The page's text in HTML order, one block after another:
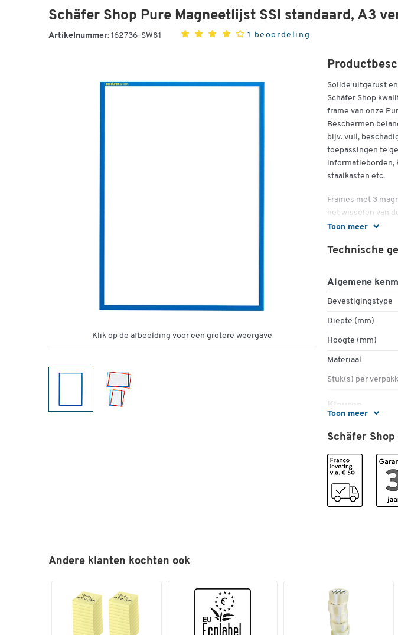
Schäfer Shop Pure Magneetlijst SSI standaard, A3
Artikelnummer: 162736-SW81 1 beoordeling
Klik op de afbeelding voor een grotere weergave
Toon meer
Solide uitgerust
Schäfer Shop
frame van onze
Beschermen
bijv. vuil,
toepassingen te
informatieborden,
staalkasten etc.
Frames met 3
het wisselen van
worden
Formaat:
Toon meer
Technische
Algemene
Bevestigingstype
Diepte (mm)
Hoogte (mm)
Materiaal
Stuk(s) per
Kleuren
Breedte (mm)
Formaat
Schäfer
Andere klanten kochten ook